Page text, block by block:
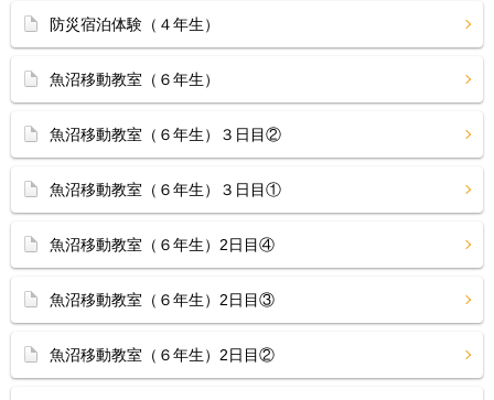
防災宿泊体験（４年生）
魚沼移動教室（６年生）
魚沼移動教室（６年生）３日目②
魚沼移動教室（６年生）３日目①
魚沼移動教室（６年生）2日目④
魚沼移動教室（６年生）2日目③
魚沼移動教室（６年生）2日目②